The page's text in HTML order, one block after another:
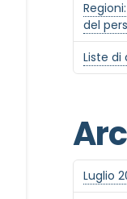
del
Liste
Luglio